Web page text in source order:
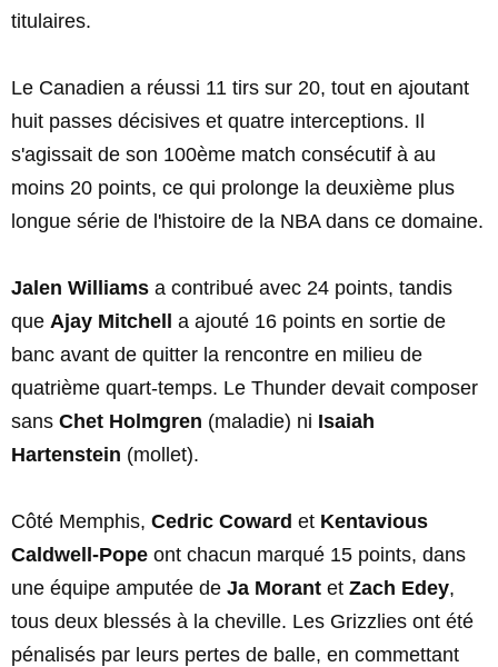
titulaires.
Le Canadien a réussi 11 tirs sur 20, tout en ajoutant
huit passes décisives et quatre interceptions. Il
s'agissait de son 100ème match consécutif à au
moins 20 points, ce qui prolonge la deuxième plus
longue série de l'histoire de la NBA dans ce domaine.
Jalen Williams a contribué avec 24 points, tandis
que Ajay Mitchell
a ajouté 16 points en sortie de
banc avant de quitter la rencontre en milieu de
quatrième quart-temps. Le Thunder devait composer
sans Chet Holmgren (maladie) ni Isaiah
Hartenstein (mollet).
Côté Memphis, Cedric Coward et Kentavious
Caldwell-Pope ont chacun marqué 15 points, dans
une équipe amputée de Ja Morant et Zach Edey,
tous deux blessés à la cheville. Les Grizzlies ont été
pénalisés par leurs pertes de balle, en commettant